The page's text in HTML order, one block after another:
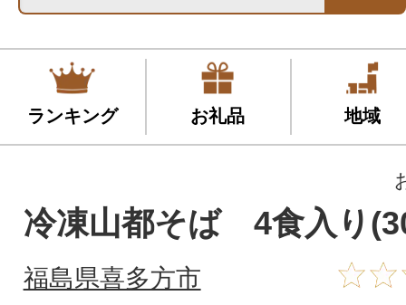
ランキング お礼品 地域
冷凍山都そば 4食入り
福島県喜多方市